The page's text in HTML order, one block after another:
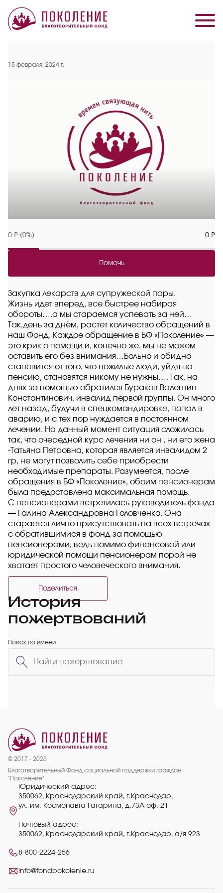
15 февраля, 2024 г.
0 ₽ (0%) 0 ₽
Помочь
Закупка лекарств для супружеской пары.
Жизнь идет вперед, все быстрее набирая
обороты….а мы стараемся успевать за ней…
Так,день за днём, растет количество обращений в
наш Фонд. Каждое обращение в БФ «Поколение» —
это крик о помощи и, конечно же, мы не можем
оставить его без внимания…Больно и обидно
становится от того, что пожилые люди, уйдя на
пенсию, становятся никому не нужны…. Так, на
днях за помощью обратился Бураков Валентин
Константинович, инвалид первой группы. Он много
лет назад, будучи в спецкомандировке, попал в
аварию, и с тех пор нуждается в постоянном
лечении. На данный момент ситуация сложилась
так, что очередной курс лечения ни он , ни его жена
-Татьяна Петровна, которая является инвалидом 2
гр, не могут позволить себе приобрести
необходимые препараты. Разумеется, после
обращения в БФ «Поколение», обоим пенсионерам
была предоставлена максимальная помощь.
С пенсионерами встретилась руководитель фонда
— Галина Александровна Головченко. Она
старается лично присутствовать на всех встречах
с обратившимися в фонд за помощью
пенсионерами, ведь помимо финансовой или
юридической помощи пенсионерам порой не
хватает простого человеческого внимания.
Поделиться
История
пожертвований
Поиск по имени
© 2017 - 2025
Благотворительный Фонд социальной поддержки граждан
"Поколение"
Юридический адрес:
350062, Краснодарский край, г.Краснодар,
ул. им. Космонавта Гагарина, д.73А оф. 21
Почтовый адрес:
350062, Краснодарский край, г.Краснодар, а/я 923
8-800-2224-256
info@fondpokolenie.ru